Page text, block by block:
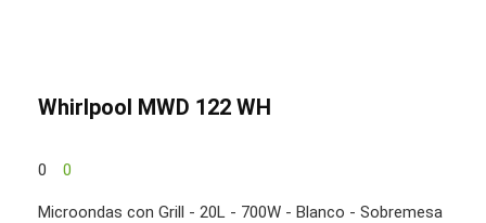
Whirlpool MWD 122 WH
0 0
Microondas con Grill - 20L - 700W - Blanco - Sobremesa